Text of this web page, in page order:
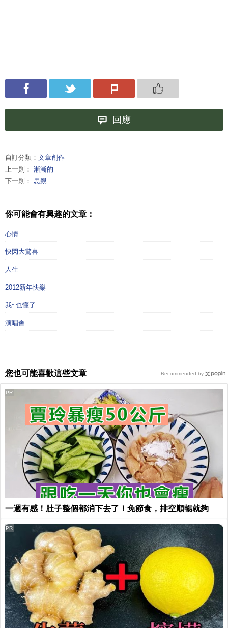
回應
自訂分類： 文章創作
上一則： 漸漸的
下一則： 思親
你可能會有興趣的文章：
心情
快閃大驚喜
人生
2012新年快樂
我~也懂了
演唱會
您也可能喜歡這些文章
一週有感！肚子整個都消下去了！免節食，排空順暢就夠
PR
PR
Recommended by